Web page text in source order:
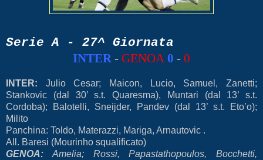
Serie A - 27^ Giornata
INTER- GENOA 0 - 0
INTER: Julio Cesar; Maicon, Lucio, Samuel, Zanetti;
Stankovic (dal 30’ s.t. Quaresma), Muntari (dal 13’ s.t.
Cordoba); Balotelli, Sneijder, Pandev (dal 13’ s.t. Eto’o);
Milito
Panchina: Toldo, Materazzi, Mariga, Arnautovic .
All. Baresi (Mourinho squalificato)
GENOA: Amelia; Rossi, Papastathopoulos, Bocchetti,